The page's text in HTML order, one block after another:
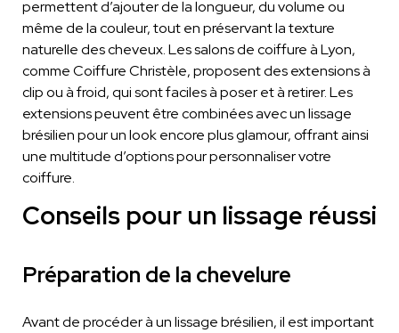
permettent d’ajouter de la longueur, du volume ou
même de la couleur, tout en préservant la texture
naturelle des cheveux. Les salons de coiffure à Lyon,
comme Coiffure Christèle, proposent des extensions à
clip ou à froid, qui sont faciles à poser et à retirer. Les
extensions peuvent être combinées avec un lissage
brésilien pour un look encore plus glamour, offrant ainsi
une multitude d’options pour personnaliser votre
coiffure.
Conseils pour un lissage réussi
Préparation de la chevelure
Avant de procéder à un lissage brésilien, il est important